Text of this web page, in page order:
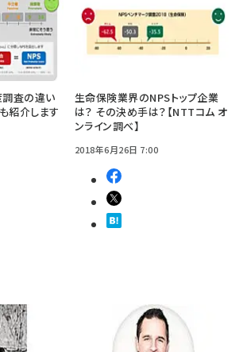
調査の違い
紹介します
生命保険業界のNPSトップ企業
は？ その決め手は？【NTTコム オ
ンライン調べ】
2018年6月26日 7:00